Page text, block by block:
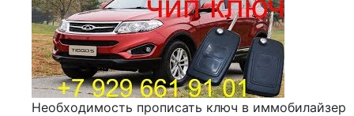
Необходимость прописать ключ в иммобилайзер